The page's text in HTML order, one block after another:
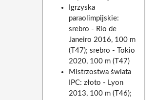
Igrzyska
paraolimpijskie:
srebro - Rio de
Janeiro 2016, 100 m
(T47); srebro - Tokio
2020, 100 m (T47)
Mistrzostwa świata
IPC: złoto - Lyon
2013, 100 m (T46);